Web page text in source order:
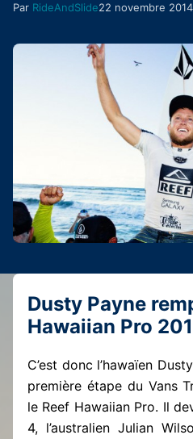
Par RideAndSlide22 novembre 2014
Dusty Payne
Hawaiian Pro
C’est donc l’hawaïen
première étape du Vans
le Reef Hawaiian Pro. Il
4, l’australien Julian